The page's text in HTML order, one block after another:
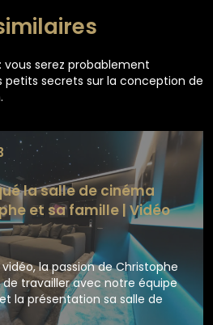
vous serez probablement
petits secrets sur la conception de
la salle de cinéma
et sa famille | Vidéo
la passion de Christophe
travailler avec notre équipe
la présentation sa salle de